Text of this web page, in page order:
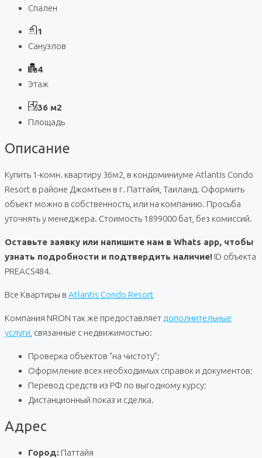
Спален
1
Санузлов
4
Этаж
36 м2
Площадь
Описание
Купить 1-комн. квартиру 36м2, в кондоминиуме Atlantis Condo
Resort в районе Джомтьен в г. Паттайя, Таиланд. Оформить
объект можно в собственность, или на компанию. Просьба
уточнять у менеджера. Стоимость 1899000 бат, без комиссий.
Оставьте заявку или напишите нам в Whats app, чтобы
узнать подробности и подтвердить наличие! ID объекта
PREACS484.
Все Квартиры в Atlantis Condo Resort
Компания NRON так же предоставляет дополнительные
услуги , связанные с недвижимостью:
Проверка объектов “на чистоту”;
Оформление всех необходимых справок и документов;
Перевод средств из РФ по выгодному курсу;
Дистанционный показ и сделка.
Адрес
Город: Паттайя